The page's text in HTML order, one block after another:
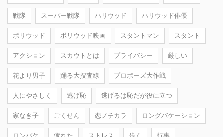
戦隊 スーパー戦隊 ハリウッド ハリウッド俳優
ボリウッド ボリウッド映画 スタントマン スタント
アクション スカウトとは プライバシー 厳しい
花より男子 踊る大捜査線 プロポーズ大作戦
人にやさしく 逃げ恥 逃げるは恥だが役に立つ
家なき子 ごくせん 恋ノチカラ ロングバケーション
ロンバケ 疲れた ストレス 歩く 行事